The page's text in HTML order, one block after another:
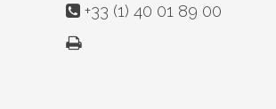
+33 (1) 40 01 89 00